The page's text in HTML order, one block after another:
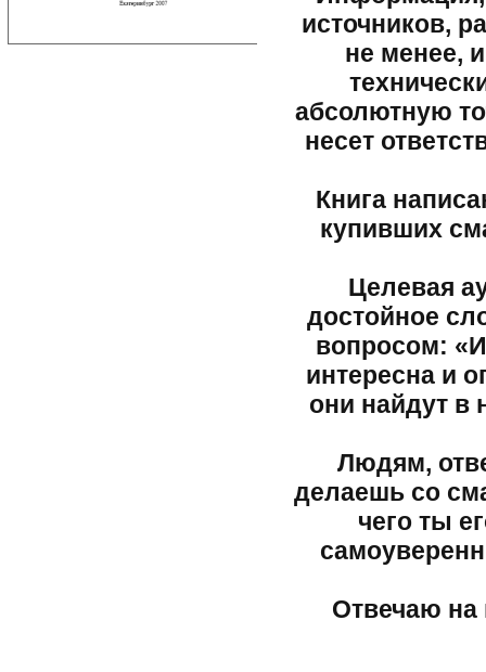
источников,
не менее,
абсолютную
несет
Книга
купивших
Целевая
достойное
вопросом:
интересна и
они найдут в
Людям,
делаешь со
чего ты
Отвечаю на